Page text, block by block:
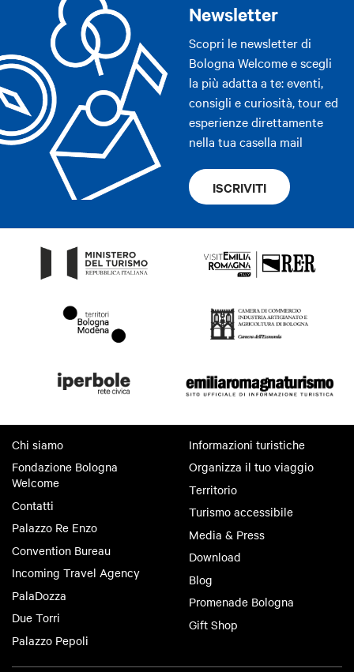
Newsletter
Scopri le newsletter di
Bologna Welcome e scegli
la più adatta a te: eventi,
consigli e curiosità, tour ed
esperienze direttamente
nella tua casella mail
ISCRIVITI
Chi siamo
Fondazione Bologna
Welcome
Contatti
Palazzo Re Enzo
Convention Bureau
Incoming Travel Agency
PalaDozza
Due Torri
Palazzo Pepoli
Informazioni turistiche
Organizza il tuo viaggio
Territorio
Turismo accessibile
Media & Press
Download
Blog
Promenade Bologna
Gift Shop